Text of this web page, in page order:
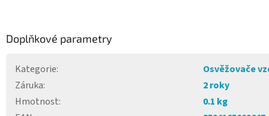
Doplňkové parametry
Kategorie:
Osvěžovače
Záruka:
2 roky
Hmotnost:
0.1 kg